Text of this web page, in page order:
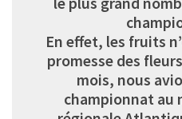
En effet, les fruits
promesse des
mois, nous
championnat au